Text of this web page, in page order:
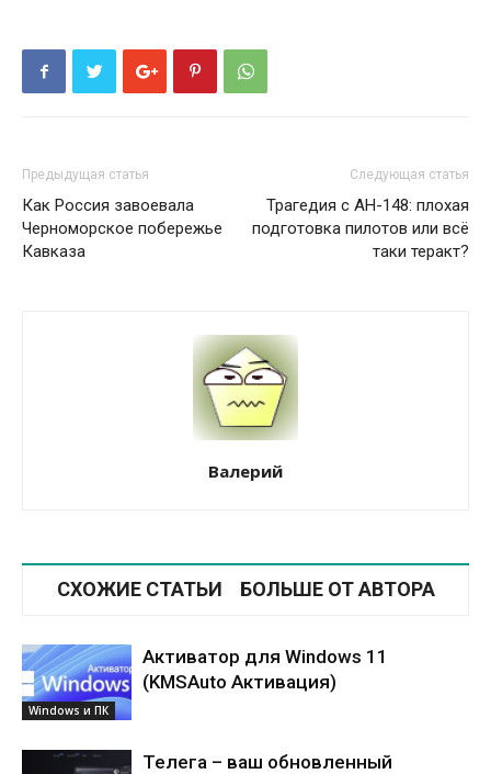
Предыдущая статья
Как Россия завоевала
Черноморское побережье
Кавказа
Следующая статья
Трагедия с АН-148: плохая
подготовка пилотов или всё
таки теракт?
Валерий
СХОЖИЕ СТАТЬИ БОЛЬШЕ ОТ АВТОРА
Windows и ПК
Активатор для Windows 11
(KMSAuto Активация)
Телега – ваш обновленный